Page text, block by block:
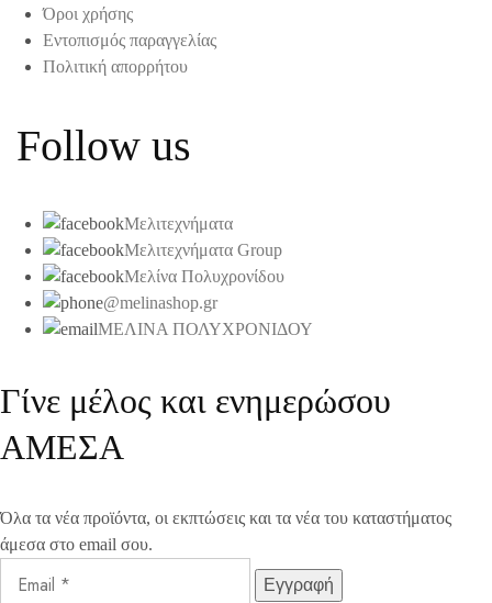
Όροι χρήσης
Εντοπισμός παραγγελίας
Πολιτική απορρήτου
Follow us
Μελιτεχνήματα
Μελιτεχνήματα Group
Μελίνα Πολυχρονίδου
@melinashop.gr
ΜΕΛΙΝΑ ΠΟΛΥΧΡΟΝΙΔΟΥ
Γίνε μέλος και ενημερώσου
ΑΜΕΣΑ
Όλα τα νέα προϊόντα, οι εκπτώσεις και τα νέα του καταστήματος
άμεσα στο email σου.